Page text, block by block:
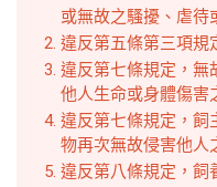
或無故之騷擾、虐待
違反第五條第三項規
違反第七條規定，無
他人生命或身體傷害
違反第七條規定，飼
物再次無故侵害他人
違反第八條規定，飼